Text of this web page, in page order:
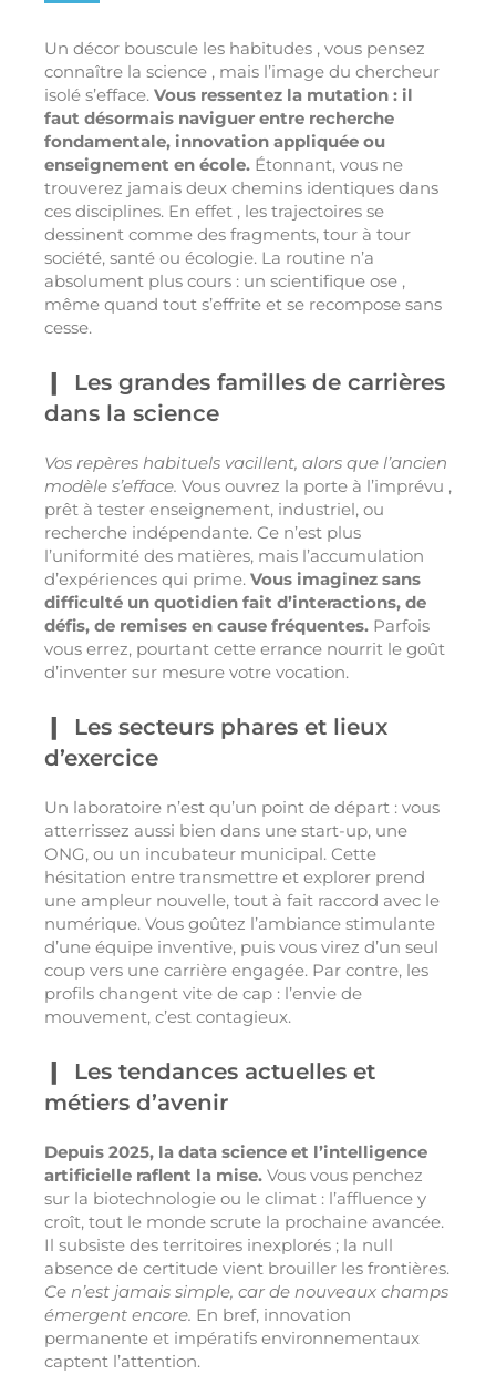
Un décor bouscule les habitudes , vous pensez
connaître la science , mais l’image du chercheur
isolé s’efface. Vous ressentez la mutation : il
faut désormais naviguer entre recherche
fondamentale, innovation appliquée ou
enseignement en école. Étonnant, vous ne
trouverez jamais deux chemins identiques dans
ces disciplines. En effet , les trajectoires se
dessinent comme des fragments, tour à tour
société, santé ou écologie. La routine n’a
absolument plus cours : un scientifique ose ,
même quand tout s’effrite et se recompose sans
cesse.
Les grandes familles de carrières
dans la science
Vos repères habituels vacillent, alors que l’ancien
modèle s’efface. Vous ouvrez la porte à l’imprévu ,
prêt à tester enseignement, industriel, ou
recherche indépendante. Ce n’est plus
l’uniformité des matières, mais l’accumulation
d’expériences qui prime. Vous imaginez sans
difficulté un quotidien fait d’interactions, de
défis, de remises en cause fréquentes. Parfois
vous errez, pourtant cette errance nourrit le goût
d’inventer sur mesure votre vocation.
Les secteurs phares et lieux
d’exercice
Un laboratoire n’est qu’un point de départ : vous
atterrissez aussi bien dans une start-up, une
ONG, ou un incubateur municipal. Cette
hésitation entre transmettre et explorer prend
une ampleur nouvelle, tout à fait raccord avec le
numérique. Vous goûtez l’ambiance stimulante
d’une équipe inventive, puis vous virez d’un seul
coup vers une carrière engagée. Par contre, les
profils changent vite de cap : l’envie de
mouvement, c’est contagieux.
Les tendances actuelles et
métiers d’avenir
Depuis 2025, la data science et l’intelligence
artificielle raflent la mise. Vous vous penchez
sur la biotechnologie ou le climat : l’affluence y
croît, tout le monde scrute la prochaine avancée.
Il subsiste des territoires inexplorés ; la null
absence de certitude vient brouiller les frontières.
Ce n’est jamais simple, car de nouveaux champs
émergent encore. En bref, innovation
permanente et impératifs environnementaux
captent l’attention.